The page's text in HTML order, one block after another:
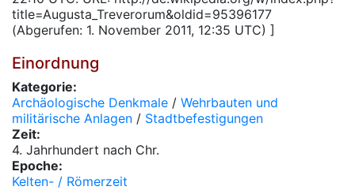
title=Augusta_Treverorum&oldid=95396177
(Abgerufen: 1. November 2011, 12:35 UTC) ]
Einordnung
Kategorie:
Archäologische Denkmale / Wehrbauten und
militärische Anlagen / Stadtbefestigungen
Zeit:
4. Jahrhundert nach Chr.
Epoche:
Kelten- / Römerzeit